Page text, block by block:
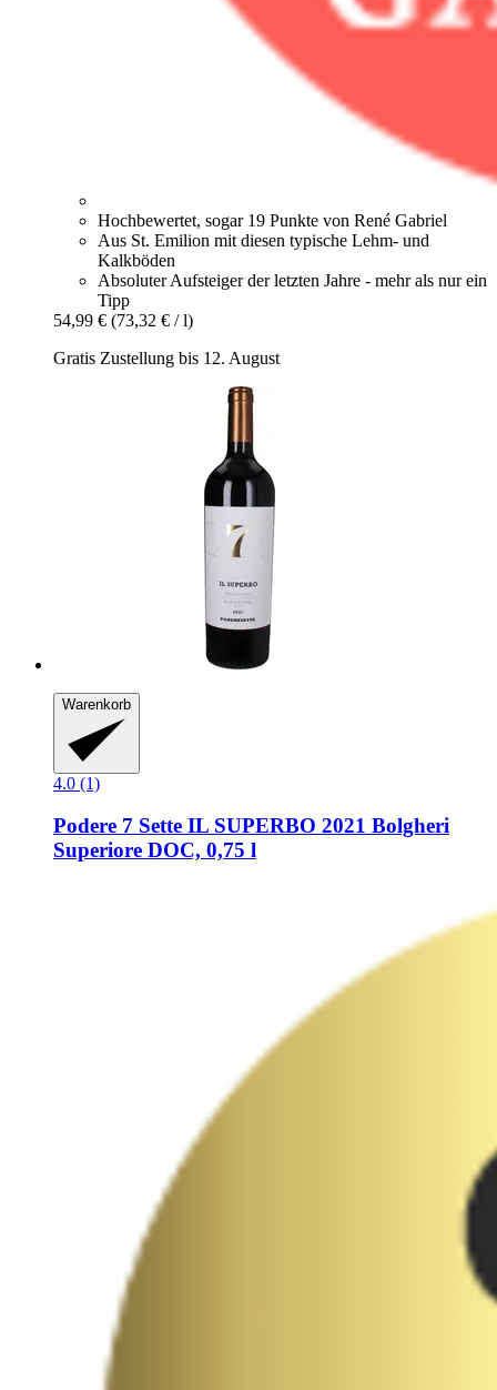
Hochbewertet, sogar 19 Punkte von René Gabriel
Aus St. Emilion mit diesen typische Lehm- und
Kalkböden
Absoluter Aufsteiger der letzten Jahre - mehr als nur ein
Tipp
54,99 € (73,32 € / l)
Gratis Zustellung bis 12. August
Warenkorb
4.0 (1)
Podere 7 Sette IL SUPERBO 2021 Bolgheri
Superiore DOC, 0,75 l